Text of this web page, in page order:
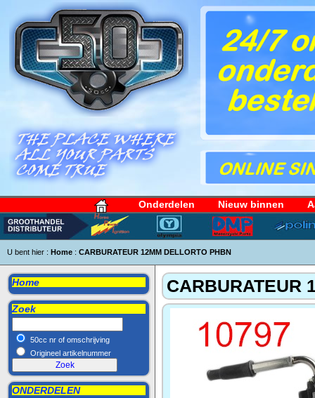
Onderdelen Nieuw binnen
U bent hier : Home : CARBURATEUR 12MM DELLORTO PHBN
Home
Zoek
50cc nr of omschrijving
Origineel artikelnummer
ONDERDELEN
CARBURATEUR